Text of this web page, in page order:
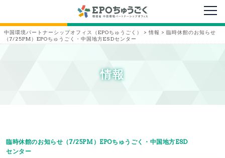
メニ
中国環境パートナーシップオフィス（EPOちゅうごく） > 情報 > 臨時休館のお知らせ
（7/25PM）EPOちゅうごく・中国地方ESDセンター
情報
臨時休館のお知らせ（7/25PM）EPOちゅうごく・中国地方ESD
センター